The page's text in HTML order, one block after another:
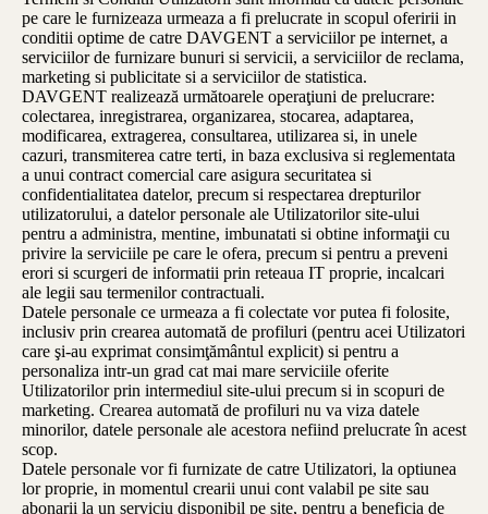
pe care le furnizeaza urmeaza a fi prelucrate in scopul oferirii in
conditii optime de catre DAVGENT a serviciilor pe internet, a
serviciilor de furnizare bunuri si servicii, a serviciilor de reclama,
marketing si publicitate si a serviciilor de statistica.
DAVGENT realizează următoarele operaţiuni de prelucrare:
colectarea, inregistrarea, organizarea, stocarea, adaptarea,
modificarea, extragerea, consultarea, utilizarea si, in unele
cazuri, transmiterea catre terti, in baza exclusiva si reglementata
a unui contract comercial care asigura securitatea si
confidentialitatea datelor, precum si respectarea drepturilor
utilizatorului, a datelor personale ale Utilizatorilor site-ului
pentru a administra, mentine, imbunatati si obtine informaţii cu
privire la serviciile pe care le ofera, precum si pentru a preveni
erori si scurgeri de informatii prin reteaua IT proprie, incalcari
ale legii sau termenilor contractuali.
Datele personale ce urmeaza a fi colectate vor putea fi folosite,
inclusiv prin crearea automată de profiluri (pentru acei Utilizatori
care şi-au exprimat consimţământul explicit) si pentru a
personaliza intr-un grad cat mai mare serviciile oferite
Utilizatorilor prin intermediul site-ului precum si in scopuri de
marketing. Crearea automată de profiluri nu va viza datele
minorilor, datele personale ale acestora nefiind prelucrate în acest
scop.
Datele personale vor fi furnizate de catre Utilizatori, la optiunea
lor proprie, in momentul crearii unui cont valabil pe site sau
abonarii la un serviciu disponibil pe site, pentru a beneficia de